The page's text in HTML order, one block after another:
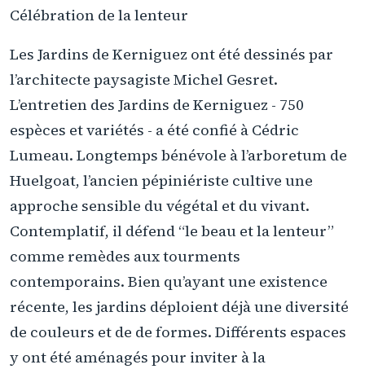
Célébration de la lenteur
Les Jardins de Kerniguez ont été dessinés par
l’architecte paysagiste Michel Gesret.
L’entretien des Jardins de Kerniguez - 750
espèces et variétés - a été confié à Cédric
Lumeau. Longtemps bénévole à l’arboretum de
Huelgoat, l’ancien pépiniériste cultive une
approche sensible du végétal et du vivant.
Contemplatif, il défend “le beau et la lenteur”
comme remèdes aux tourments
contemporains. Bien qu’ayant une existence
récente, les jardins déploient déjà une diversité
de couleurs et de de formes. Différents espaces
y ont été aménagés pour inviter à la